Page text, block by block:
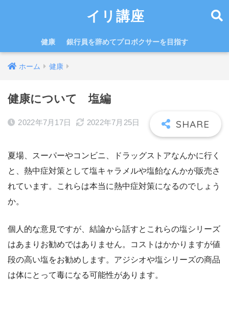
イリ講座
健康 銀行員を辞めてプロボクサーを目指す
ホーム 健康
健康について 塩編
2022年7月17日 2022年7月25日
夏場、スーパーやコンビニ、ドラッグストアなんかに行く
と、熱中症対策として塩キャラメルや塩飴なんかが販売さ
れています。これらは本当に熱中症対策になるのでしょう
か。
個人的な意見ですが、結論から話すとこれらの塩シリーズ
はあまりお勧めではありません。コストはかかりますが値
段の高い塩をお勧めします。アジシオや塩シリーズの商品
は体にとって毒になる可能性があります。